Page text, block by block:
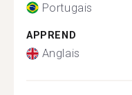
Portugais
APPREND
Anglais